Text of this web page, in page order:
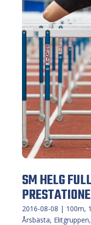
SM HELG
2016-08-08 | 100m,
Årsbästa, Elitgruppen,